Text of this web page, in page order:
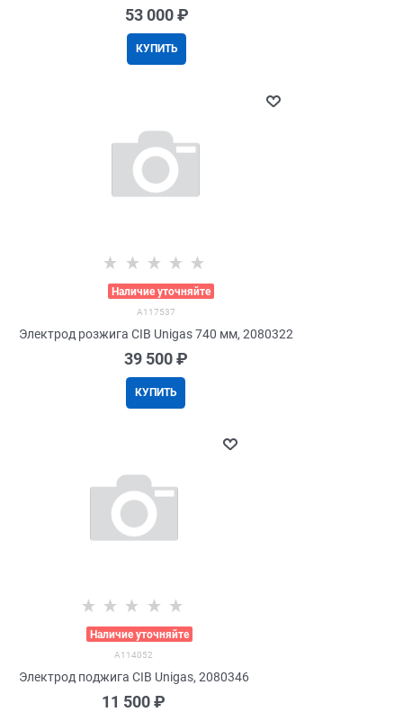
53 000 ₽
КУПИТЬ
Наличие уточняйте
A117537
Электрод розжига CIB Unigas 740 мм, 2080322
39 500 ₽
КУПИТЬ
Наличие уточняйте
A114052
Электрод поджига CIB Unigas, 2080346
11 500 ₽